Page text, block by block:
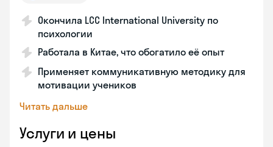
Окончила LCC International University по
психологии
Работала в Китае, что обогатило её опыт
Применяет коммуникативную методику для
мотивации учеников
Читать дальше
Услуги и цены